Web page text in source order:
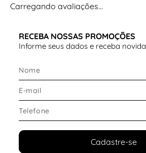
Carregando avaliações…
RECEBA NOSSAS PROMOÇÕES
Informe seus dados e receba
Cadastre-se